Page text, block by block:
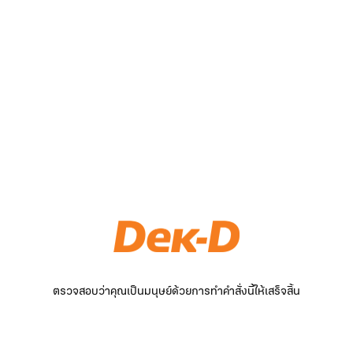
ตรวจสอบว่าคุณเป็นมนุษย์ด้วยการทำคำสั่งนี้ให้เสร็จสิ้น